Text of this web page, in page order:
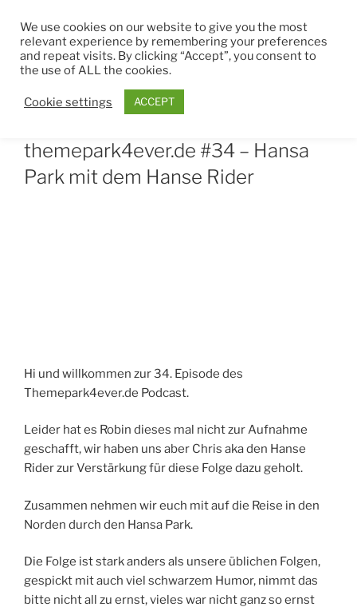
Inhalt
springen
THEMEPARK4EVER
AM
themepark4ever.de #34 – Hansa
Park mit dem Hanse Rider
Hi und willkommen zur 34. Episode des
Themepark4ever.de Podcast.
Leider hat es Robin dieses mal nicht zur Aufnahme
geschafft, wir haben uns aber Chris aka den Hanse
Rider zur Verstärkung für diese Folge dazu geholt.
Zusammen nehmen wir euch mit auf die Reise in den
Norden durch den Hansa Park.
Die Folge ist stark anders als unsere üblichen Folgen,
gespickt mit auch viel schwarzem Humor, nimmt das
bitte nicht all zu ernst, vieles war nicht ganz so ernst
We use cookies on our website to give you the most
relevant experience by remembering your preferences
and repeat visits. By clicking “Accept”, you consent to
the use of ALL the cookies.
Cookie settings ACCEPT